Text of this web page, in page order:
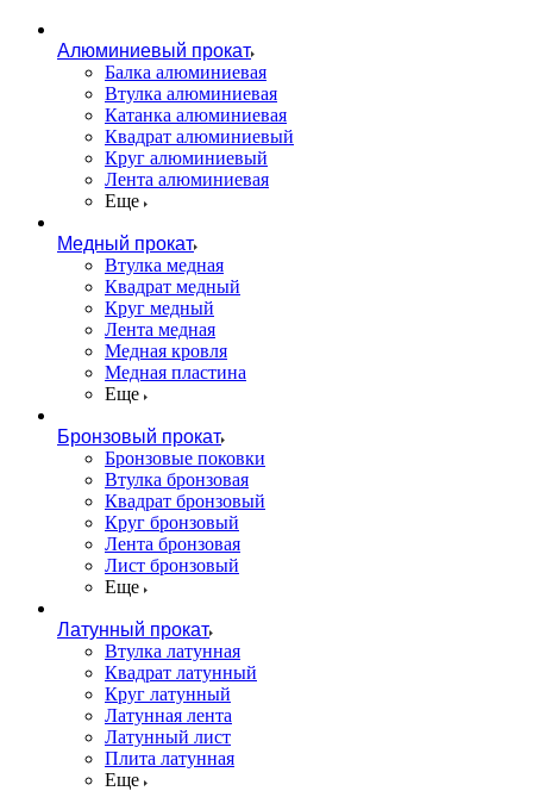
Алюминиевый прокат
Балка алюминиевая
Втулка алюминиевая
Катанка алюминиевая
Квадрат алюминиевый
Круг алюминиевый
Лента алюминиевая
Еще
Медный прокат
Втулка медная
Квадрат медный
Круг медный
Лента медная
Медная кровля
Медная пластина
Еще
Бронзовый прокат
Бронзовые поковки
Втулка бронзовая
Квадрат бронзовый
Круг бронзовый
Лента бронзовая
Лист бронзовый
Еще
Латунный прокат
Втулка латунная
Квадрат латунный
Круг латунный
Латунная лента
Латунный лист
Плита латунная
Еще